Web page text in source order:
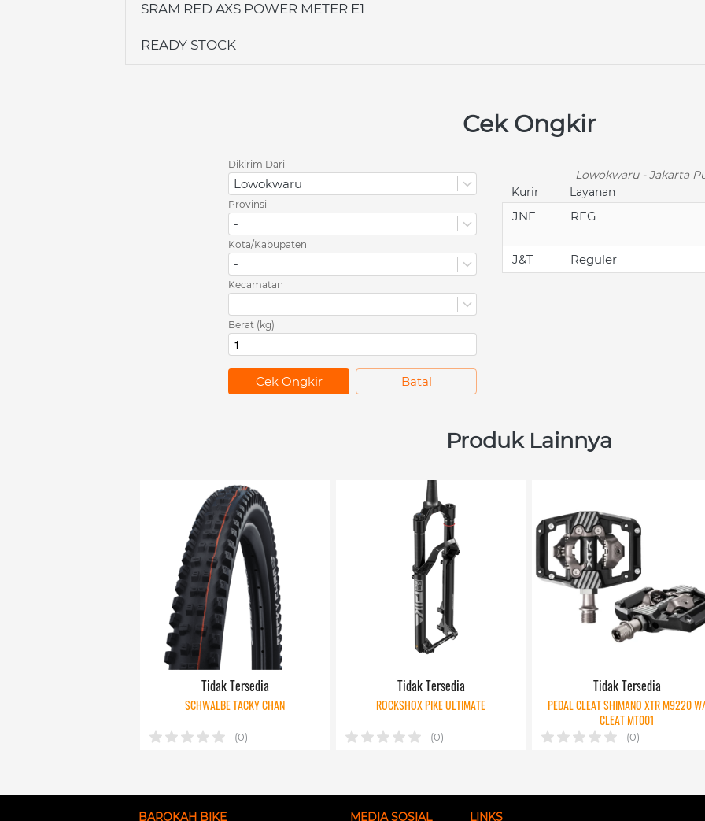
SRAM RED AXS POWER METER E1
READY STOCK
Cek Ongkir
Dikirim Dari
Lowokwaru
Provinsi
-
Kota/Kabupaten
-
Kecamatan
-
Berat (kg)
`
Cek Ongkir `
Batal
Lowokwaru - Jakarta
Kurir
Layanan
JNE REG
J&T
Reguler
Produk Lainnya
Tidak Tersedia
SCHWALBE TACKY CHAN
(0)
Tidak Tersedia
ROCKSHOX PIKE ULTIMATE
(0)
Tidak Tersedia
PEDAL CLEAT SHIMANO XTR M9220 W/
CLEAT MT001
(0)
BAROKAH BIKE MEDIA SOSIAL LINKS